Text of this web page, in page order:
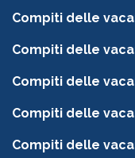
Compiti delle
Compiti delle
Compiti delle
Compiti delle
Compiti delle